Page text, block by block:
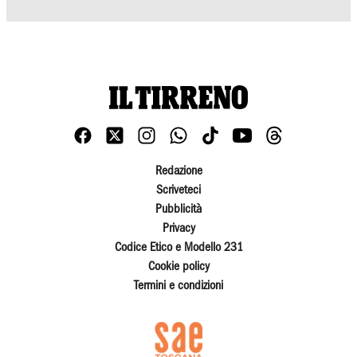
Redazione
Scriveteci
Pubblicità
Privacy
Codice Etico e Modello 231
Cookie policy
Termini e condizioni